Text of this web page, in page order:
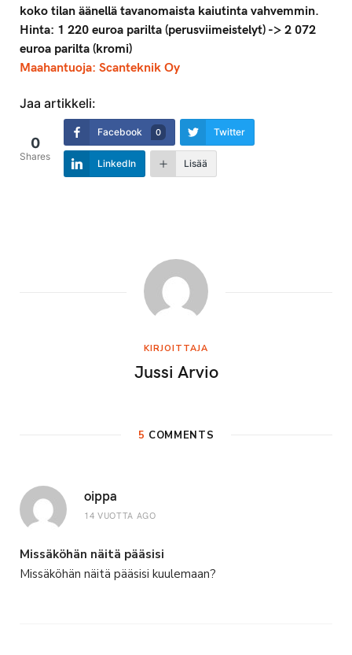
koko tilan äänellä tavanomaista kaiutinta vahvemmin.
Hinta: 1 220 euroa parilta (perusviimeistelyt) -> 2 072
euroa parilta (kromi)
Maahantuoja: Scanteknik Oy
Jaa artikkeli:
0
Shares
Facebook 0 Twitter
LinkedIn Lisää
KIRJOITTAJA
Jussi Arvio
5 COMMENTS
oippa
14 VUOTTA AGO
Missäköhän näitä pääsisi
Missäköhän näitä pääsisi kuulemaan?